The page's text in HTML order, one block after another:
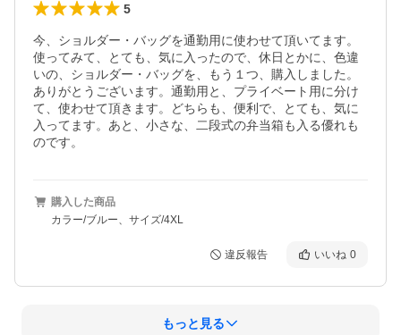
5
今、ショルダー・バッグを通勤用に使わせて頂いてます。
使ってみて、とても、気に入ったので、休日とかに、色違
いの、ショルダー・バッグを、もう１つ、購入しました。
ありがとうございます。通勤用と、プライベート用に分け
て、使わせて頂きます。どちらも、便利で、とても、気に
入ってます。あと、小さな、二段式の弁当箱も入る優れも
のです。
購入した商品
カラー/ブルー、サイズ/4XL
違反報告 いいね 0
もっと見る